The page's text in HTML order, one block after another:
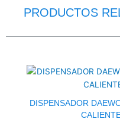
PRODUCTOS
DISPENSADOR